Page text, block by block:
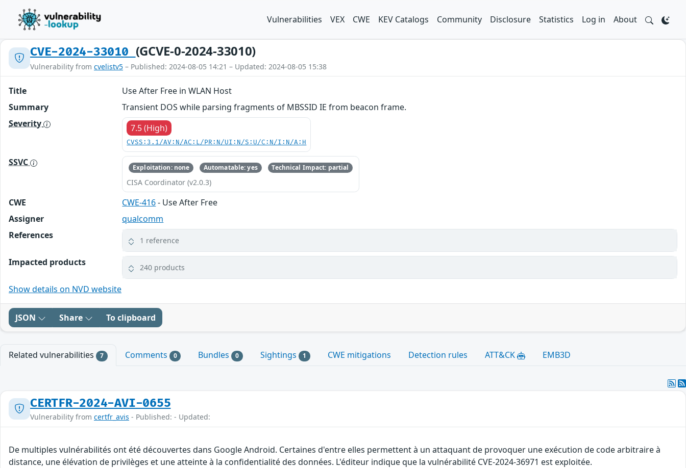
Vulnerabilities VEX CWE KEV Catalogs Community Disclosure Statistics Log in About
CVE-2024-33010 (GCVE-0-2024-33010)
Vulnerability from cvelistv5 – Published: 2024-08-05 14:21 – Updated: 2024-08-05 15:38
Title
Use After Free in WLAN Host
Summary
Transient DOS while parsing fragments of MBSSID IE from beacon frame.
Severity
7.5 (High)
CVSS:3.1/AV:N/AC:L/PR:N/UI:N/S:U/C:N/I:N/A:H
SSVC Exploitation: none Automatable: yes Technical Impact: partial
CISA Coordinator (v2.0.3)
CWE CWE-416- Use After Free
Assigner
qualcomm
References
1 reference
Impacted products 240 products
Show details on NVD website
JSON Share To clipboard
Related vulnerabilities 7 Comments 0 Bundles 0 Sightings 1 CWE mitigations Detection rules ATT&CK EMB3D
CERTFR-2024-AVI-0655
Vulnerability from certfr_avis - Published: - Updated:
De multiples vulnérabilités ont été découvertes dans Google Android. Certaines d'entre elles permettent à un attaquant de provoquer une exécution de code arbitraire à
distance, une élévation de privilèges et une atteinte à la confidentialité des données. L'éditeur indique que la vulnérabilité CVE-2024-36971 est exploitée.